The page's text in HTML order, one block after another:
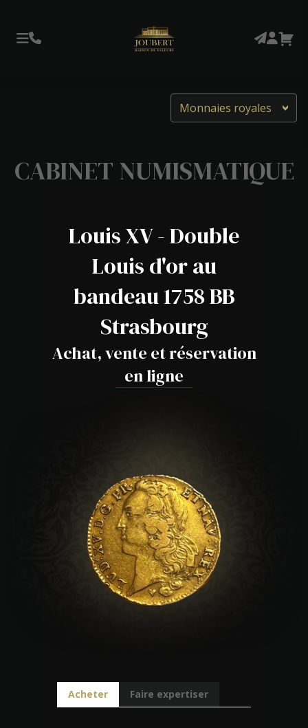
CABINET NUMISMATIQUE
Monnaies royales
Louis XV - Double
Louis d'or au
bandeau 1758 BB
Strasbourg
Achat, vente et réservation
en ligne
Acheter Faire expertiser